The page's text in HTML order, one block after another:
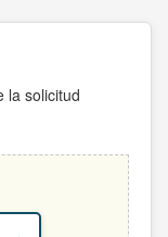
la solicitud